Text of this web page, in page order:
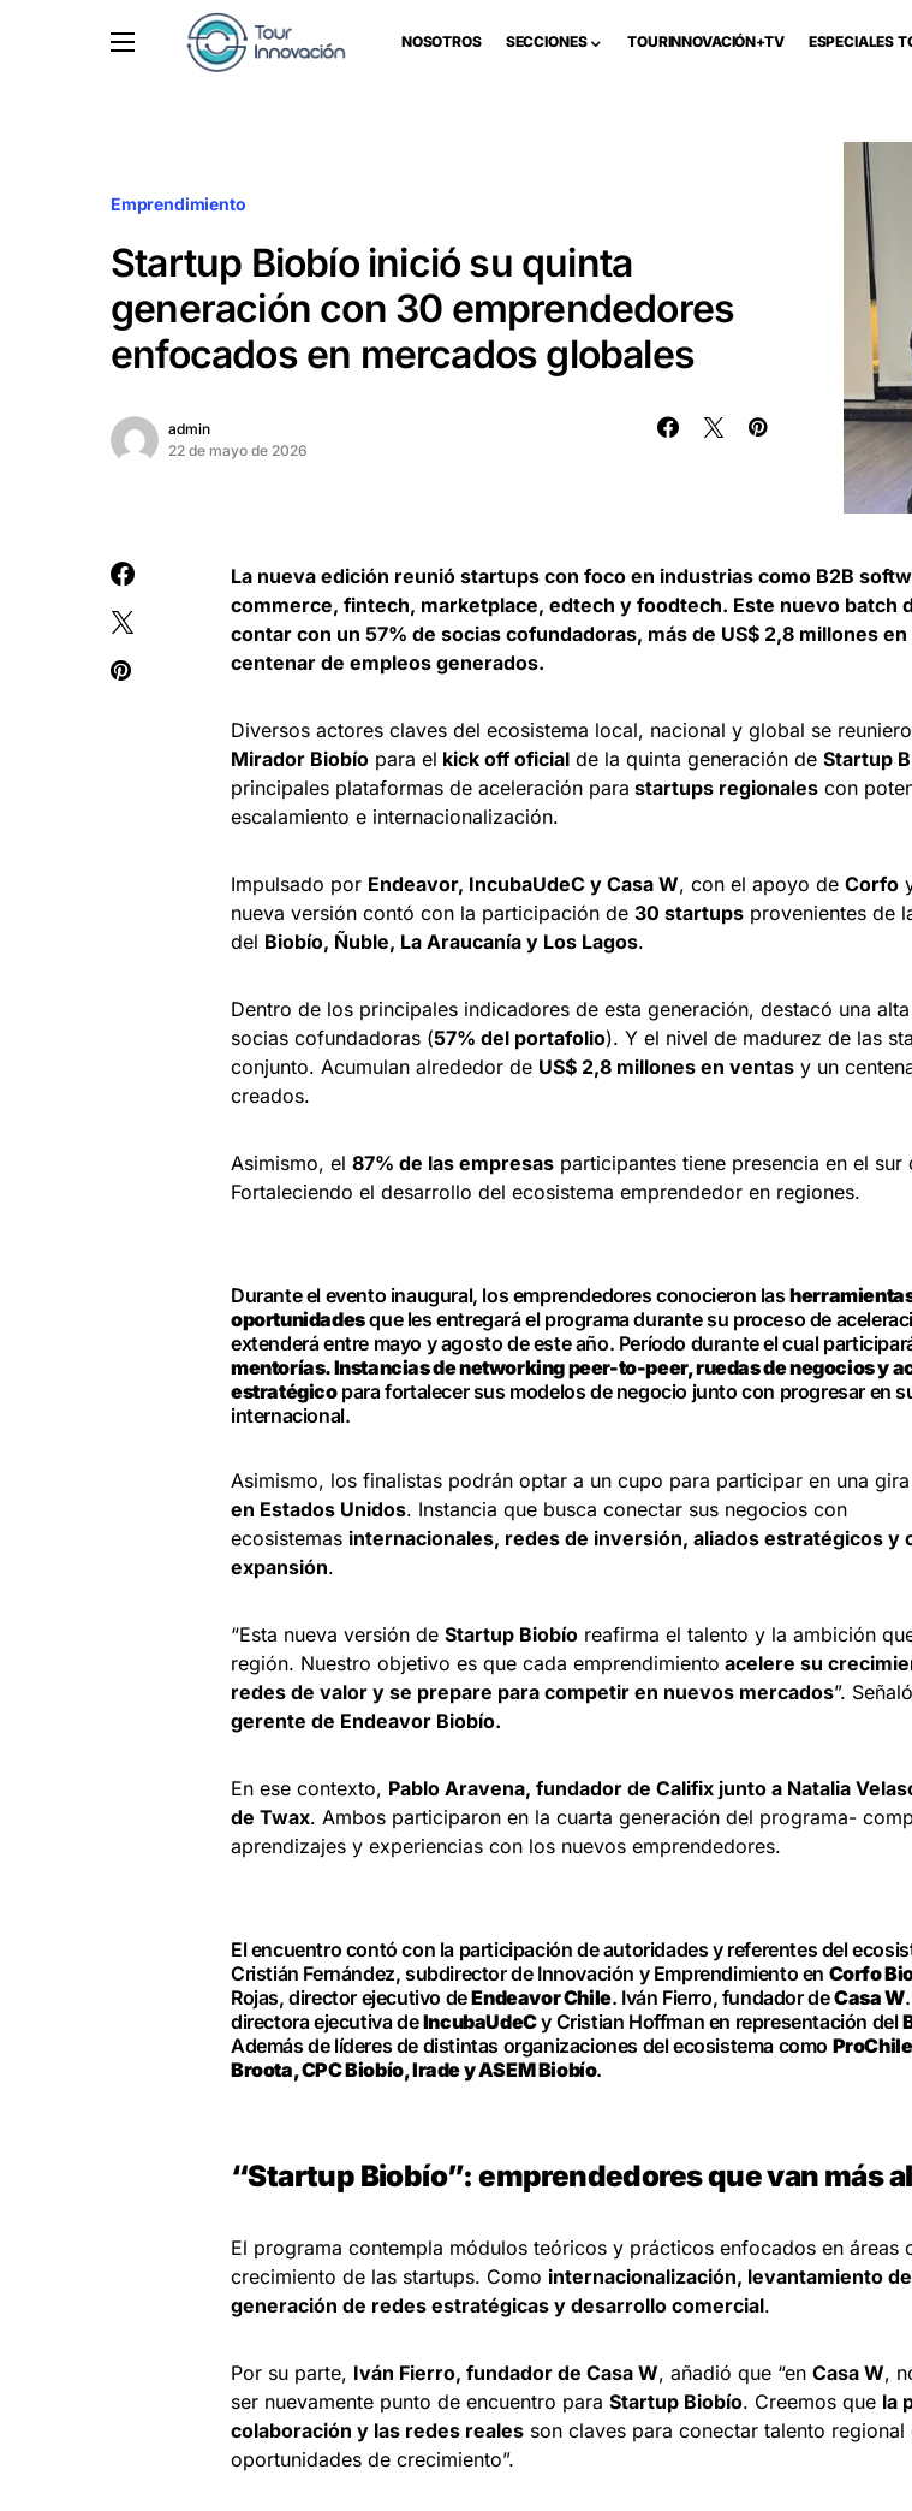
NOSOTROS SECCIONES TOURINNOVACIÓN+TV ESPECIALES
Emprendimiento
Startup Biobío inició su quinta
generación con 30 emprendedores
enfocados en mercados globales
admin
22 de mayo de 2026
La nueva edición reunió startups con foco en industrias como B2B
commerce, fintech, marketplace, edtech y foodtech. Este nuevo batch
contar con un 57% de socias cofundadoras, más de US$ 2,8 millones
centenar de empleos generados.
Diversos actores claves del ecosistema local, nacional y global se
Mirador Biobío para el kick off oficial de la quinta generación de Startup
principales plataformas de aceleración para startups regionales con
escalamiento e internacionalización.
Impulsado por Endeavor, IncubaUdeC y Casa W, con el apoyo de Corfo
nueva versión contó con la participación de 30 startups provenientes de
del Biobío, Ñuble, La Araucanía y Los Lagos.
Dentro de los principales indicadores de esta generación, destacó una
socias cofundadoras (57% del portafolio). Y el nivel de madurez de las
conjunto. Acumulan alrededor de US$ 2,8 millones en ventas y un
creados.
Asimismo, el 87% de las empresas participantes tiene presencia en el sur
Fortaleciendo el desarrollo del ecosistema emprendedor en regiones.
Durante el evento inaugural, los emprendedores conocieron las
oportunidadesque les entregará el programa durante su proceso de
extenderá entre mayo y agosto de este año. Período durante el cual
mentorías. Instancias de networking peer-to-peer, ruedas de negocios y
estratégicopara fortalecer sus modelos de negocio junto con progresar en
internacional.
Asimismo, los finalistas podrán optar a un cupo para participar en una
en Estados Unidos. Instancia que busca conectar sus negocios con
ecosistemas internacionales, redes de inversión, aliados estratégicos y
expansión.
“Esta nueva versión de Startup Biobío reafirma el talento y la ambición
región. Nuestro objetivo es que cada emprendimiento acelere su
redes de valor y se prepare para competir en nuevos mercados”. Señaló
gerente de Endeavor Biobío.
En ese contexto, Pablo Aravena, fundador de Califix junto a Natalia
de Twax. Ambos participaron en la cuarta generación del programa-
aprendizajes y experiencias con los nuevos emprendedores.
El encuentro contó con la participación de autoridades y referentes del
Cristián Fernández, subdirector de Innovación y Emprendimiento en Corfo
Rojas, director ejecutivo deEndeavor Chile. Iván Fierro, fundador deCasa W
directora ejecutiva deIncubaUdeCy Cristian Hoffman en representación del
Además de líderes de distintas organizaciones del ecosistema como
Broota, CPC Biobío, Irade y ASEM Biobío.
“Startup Biobío”: emprendedores que van más
El programa contempla módulos teóricos y prácticos enfocados en áreas
crecimiento de las startups. Como internacionalización, levantamiento
generación de redes estratégicas y desarrollo comercial.
Por su parte, Iván Fierro, fundador de Casa W, añadió que “en Casa W,
ser nuevamente punto de encuentro para Startup Biobío. Creemos que la
colaboración y las redes reales son claves para conectar talento regional
oportunidades de crecimiento”.